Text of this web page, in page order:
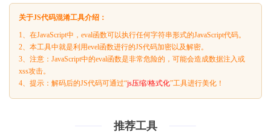
关于JS代码混淆工具介绍：
1、在JavaScript中，eval函数可以执行任何字符串形式的JavaScript代码。
2、本工具中就是利用evel函数进行的JS代码加密以及解密。
3、注意：JavaScript中的eval函数是非常危险的，可能会造成数据注入或
xss攻击。
4、提示：解码后的JS代码可通过“js压缩/格式化”工具进行美化！
推荐工具